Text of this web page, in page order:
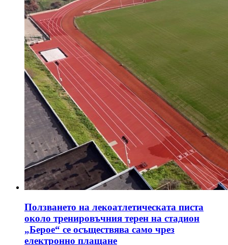
Ползването на лекоатлетическата писта
около тренировъчния терен на стадион
„Берое“ се осъществява само чрез
електронно плащане